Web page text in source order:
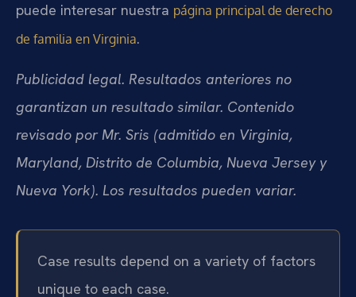
puede interesar nuestra página principal de derecho
de familia en Virginia.
Publicidad legal. Resultados anteriores no
garantizan un resultado similar. Contenido
revisado por Mr. Sris (admitido en Virginia,
Maryland, Distrito de Columbia, Nueva Jersey y
Nueva York). Los resultados pueden variar.
Case results depend on a variety of factors
unique to each case.